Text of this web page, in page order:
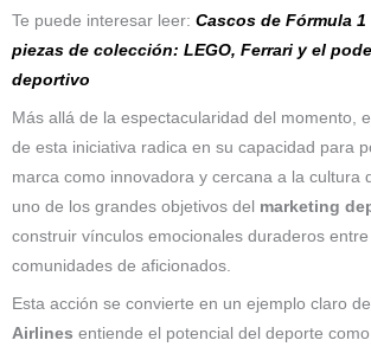
Te puede interesar leer: Cascos de Fórmula
piezas de colección: LEGO, Ferrari y el
deportivo
Más allá de la espectacularidad del momento,
de esta iniciativa radica en su capacidad para
marca como innovadora y cercana a la cultura
uno de los grandes objetivos del marketing
construir vínculos emocionales duraderos
comunidades de aficionados.
Esta acción se convierte en un ejemplo claro
Airlines entiende el potencial del deporte